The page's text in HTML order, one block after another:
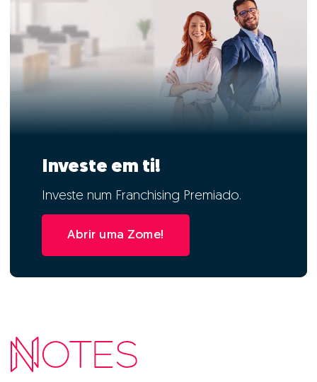
Investe em ti!
Investe num Franchising Premiado.
Abrir uma Zome!